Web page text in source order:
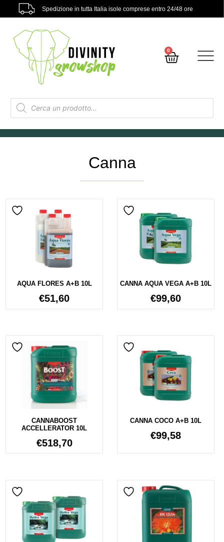
Spedizione in tutta Italia isole comprese entro 24/48 ore
0
Canna
AQUA FLORES A+B 10L
€51,60
CANNA AQUA VEGA A+B 10L
€99,60
CANNABOOST
ACCELLERATOR 10L
€518,70
CANNA COCO A+B 10L
€99,58